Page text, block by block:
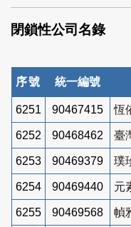
索
閉鎖性公司名錄
序號 統一編號
6251 90467415 恆
6252 90468462 臺
6253 90469379 璞
6254 90469440 元
6255 90469568 幀